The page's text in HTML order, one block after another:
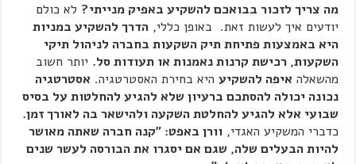
מה צריך לזכור בבואכם להשקיע באפיק מנייתי? לא כולם
יודעים איך לעשות זאת. באופן כללי,הדרך להשקיע במניות
היא באמצעות פתיחת תיק השקעות בחברה לניהול תיקי
השקעות, רכישת קרנות נאמנות או תעודות סל. יותר חשוב
מהשאלה איפה להשקיע היא בחירת האסטרטגיה. אסטרטגיה
נכונה יכולה להסתכם ברעיון שלא להגיע להחלטות על בסיס
שבועי אלא להגיע להחלטת השקעה ולהישאר בה לאורך זמן.
כדברי המשקיע האגדי,וורן באפט: "קנה חברה שאתה מאושר
להיות הבעלים שלה, שגם אם יסגרו את הבורסה לעשר שנים